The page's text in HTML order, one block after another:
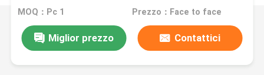
solare di griglia
MOQ：Pc 1 Prezzo：Face to face
Miglior prezzo Contattici